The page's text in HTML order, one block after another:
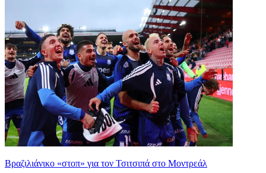
Βραζιλιάνικο «στοπ» για τον Τσιτσιπά στο Μοντρεάλ